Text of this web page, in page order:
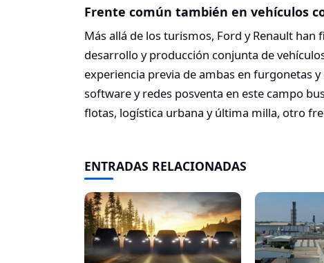
Frente común también en vehículos
Más allá de los turismos, Ford y Renault
desarrollo y producción conjunta de
experiencia previa de ambas en furgonetas
software y redes posventa en este campo
flotas, logística urbana y última milla, otro
ENTRADAS RELACIONADAS